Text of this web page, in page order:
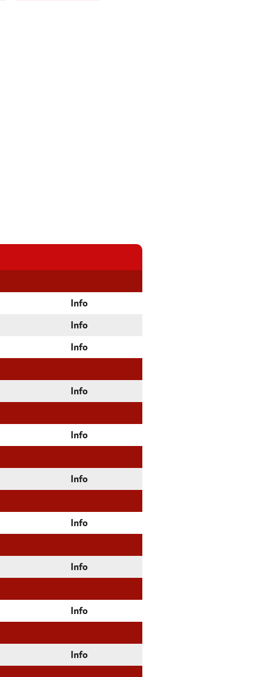
Info
Info
Info
Info
Info
Info
Info
Info
Info
Info